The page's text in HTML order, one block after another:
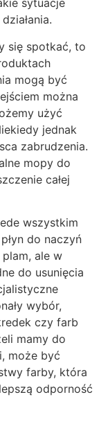
sytuacje
się spotkać, to
mogą być
można
użyć
jednak
zabrudzenia.
mopy do
całej
wszystkim
do naczyń
ale w
do usunięcia
wybór,
czy farb
mamy do
może być
farby, która
odporność